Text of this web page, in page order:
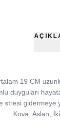
19 CM
duyguları
gidermeye
Kova, Aslan,